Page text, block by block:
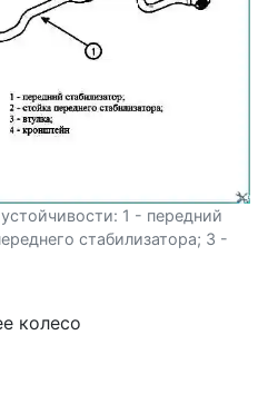
1 - передний
стабилизатора; 3 -
колесо